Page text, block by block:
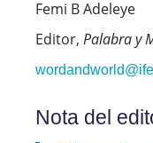
Femi B Adeleye
Editor, Palabra y
Nota del